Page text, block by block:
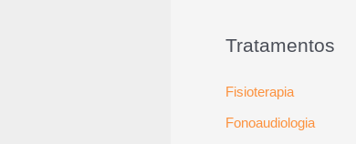
Tratamentos
Fisioterapia
Fonoaudiologia